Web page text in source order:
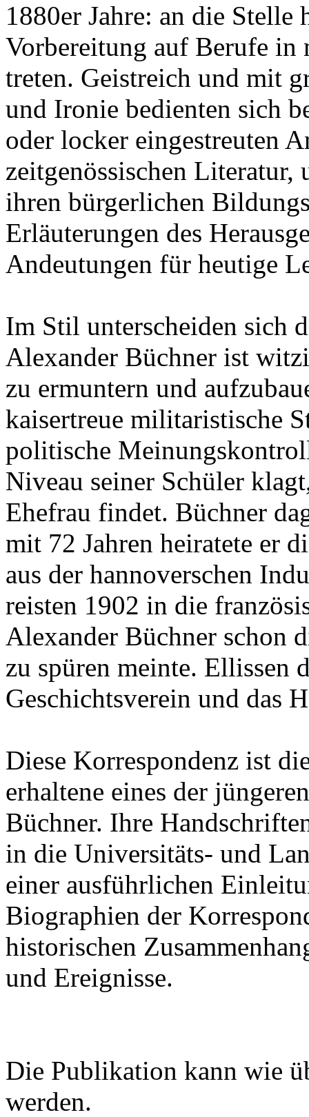
1880er Jahre: an die
Vorbereitung auf Berufe in
treten. Geistreich und mit
und Ironie bedienten sich
oder locker eingestreuten
zeitgenössischen
ihren bürgerlichen
Erläuterungen des
Andeutungen für heutige
Im Stil unterscheiden sich
Alexander Büchner ist
zu ermuntern und
kaisertreue militaristische
politische
Niveau seiner Schüler
Ehefrau findet. Büchner
mit 72 Jahren heiratete er
aus der hannoverschen
reisten 1902 in die
Alexander Büchner schon
zu spüren meinte. Ellissen
Geschichtsverein und das
Diese Korrespondenz ist
erhaltene eines der
Büchner. Ihre
in die Universitäts- und
einer ausführlichen
Biographien der
historischen
und Ereignisse.
Die Publikation kann wie
werden.